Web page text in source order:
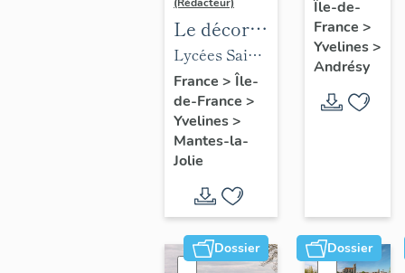
(Rédacteur)
Le décor
des lycées
de Mantes
Lycées Saint-
Exupéry et
Jean Rostand
France > Île-
de-France >
Yvelines>
Mantes-la-
Jolie
l'église
Saint-
Germain-
de-
Paris
Saint-
Germain
Île-de-
France >
Yvelines>
Andrésy
Dossier Dossier